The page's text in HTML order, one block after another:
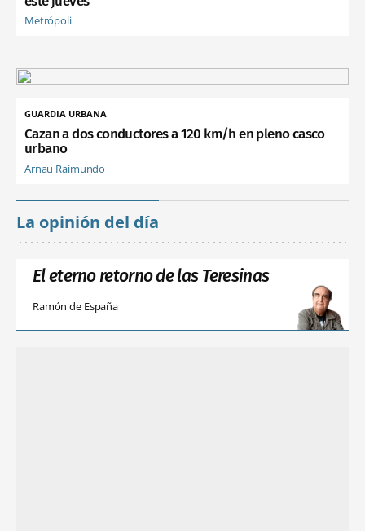
Metrópoli
GUARDIA URBANA
Cazan a dos conductores a 120 km/h en pleno casco
urbano
Arnau Raimundo
La opinión del día
El eterno retorno de las Teresinas
Ramón de España